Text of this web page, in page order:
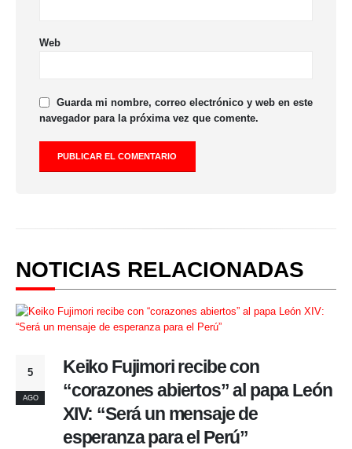
Web
Guarda mi nombre, correo electrónico y web en este
navegador para la próxima vez que comente.
NOTICIAS RELACIONADAS
5
AGO
Keiko Fujimori recibe con
“corazones abiertos” al papa León
XIV: “Será un mensaje de
esperanza para el Perú”